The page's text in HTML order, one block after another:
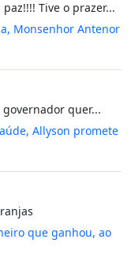
Tive o prazer...
Monsenhor Antenor
quer...
Allyson promete
que ganhou, ao